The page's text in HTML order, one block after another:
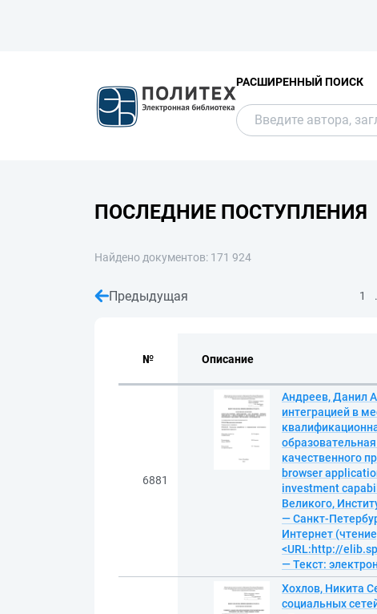
РАСШИРЕННЫЙ ПОИСК
ПОСЛЕДНИЕ ПОСТУПЛЕНИЯ
Найдено документов: 171 924
Предыдущая 1
№ Описание
6881
Андреев, Данил
интеграцией в
качественного
browser
investment
Великого,
— Санкт-
Интернет
<URL:http://
— Текст:
Хохлов, Никита
социальных